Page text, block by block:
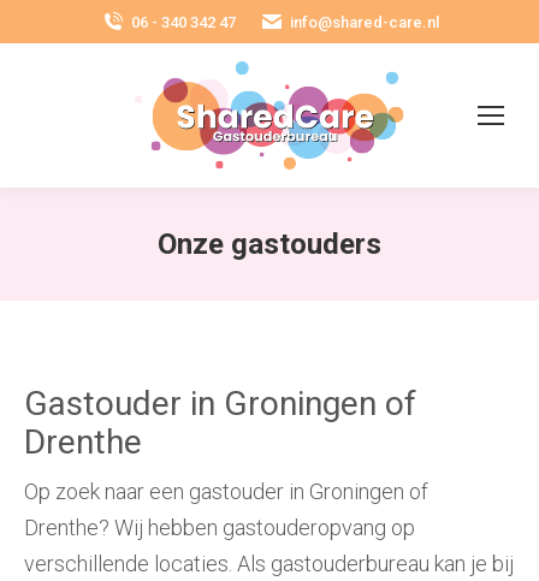
06 - 340 342 47 info@shared-care.nl
Onze gastouders
Gastouder in Groningen of
Drenthe
Op zoek naar een gastouder in Groningen of
Drenthe? Wij hebben gastouderopvang op
verschillende locaties. Als gastouderbureau kan je bij